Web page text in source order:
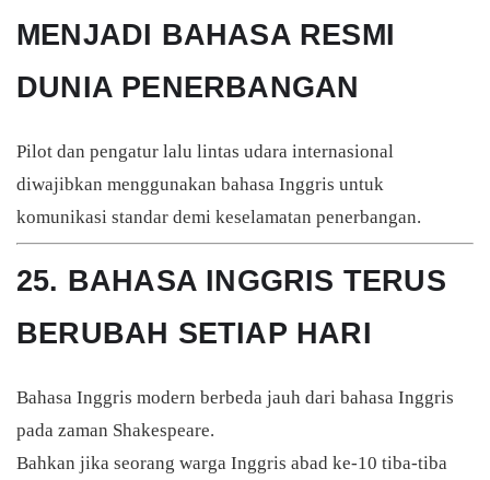
MENJADI BAHASA RESMI
DUNIA PENERBANGAN
Pilot dan pengatur lalu lintas udara internasional
diwajibkan menggunakan bahasa Inggris untuk
komunikasi standar demi keselamatan penerbangan.
25. BAHASA INGGRIS TERUS
BERUBAH SETIAP HARI
Bahasa Inggris modern berbeda jauh dari bahasa Inggris
pada zaman Shakespeare.
Bahkan jika seorang warga Inggris abad ke-10 tiba-tiba